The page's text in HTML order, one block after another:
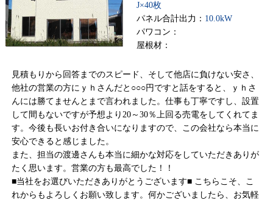
J×40枚
パネル合計出力： 10.0kW
パワコン：
屋根材：
見積もりから回答までのスピード、そして他店に負けない安さ、
他社の営業の方にｙｈさんだと○○○円ですと話をすると、ｙｈさ
んには勝てませんとまで言われました。仕事も丁寧ですし、設置
して間もないですが予想より20～30％上回る売電をしてくれてま
す。今後も長いお付き合いになりますので、この会社なら本当に
安心できると感じました。
また、担当の渡邊さんも本当に細かな対応をしていただきありが
たく思います。営業の方も最高でした！！
■当社をお選びいただきありがとうございます■ こちらこそ、こ
れからもよろしくお願い致します。何かございましたら、お気軽